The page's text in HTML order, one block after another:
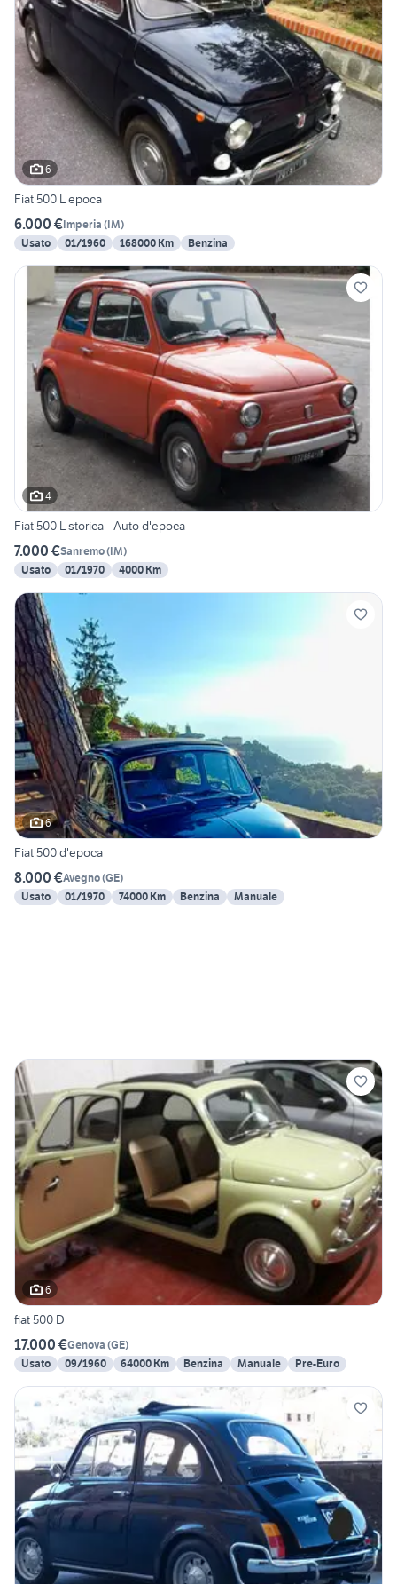
6
Fiat 500 L epoca
6.000 €Imperia (IM)
Usato
01/1960 168000 Km Benzina
4
Fiat 500 L storica - Auto d'epoca
7.000 €Sanremo(IM)
Usato
01/1970 4000 Km
6
Fiat 500 d'epoca
8.000 €Avegno(GE)
Usato
01/1970 74000 Km Benzina Manuale
6
fiat 500 D
17.000 €Genova (GE)
Usato
09/1960 64000 Km Benzina Manuale Pre-Euro